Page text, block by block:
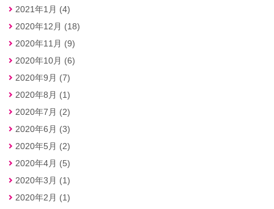
2021年1月 (4)
2020年12月 (18)
2020年11月 (9)
2020年10月 (6)
2020年9月 (7)
2020年8月 (1)
2020年7月 (2)
2020年6月 (3)
2020年5月 (2)
2020年4月 (5)
2020年3月 (1)
2020年2月 (1)